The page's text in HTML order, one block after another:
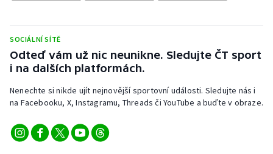
SOCIÁLNÍ SÍTĚ
Odteď vám už nic neunikne. Sledujte ČT sport
i na dalších platformách.
Nenechte si nikde ujít nejnovější sportovní události. Sledujte nás i
na Facebooku, X, Instagramu, Threads či YouTube a buďte v obraze.